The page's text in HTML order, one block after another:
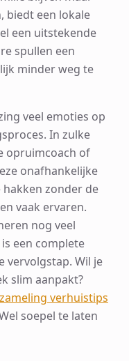
biedt een lokale
een uitstekende
spullen een
minder weg te
veel emoties op
In zulke
opruimcoach of
onafhankelijke
zonder de
vaak ervaren.
nog veel
een complete
vervolgstap. Wil je
slim aanpakt?
verhuistips
soepel te laten